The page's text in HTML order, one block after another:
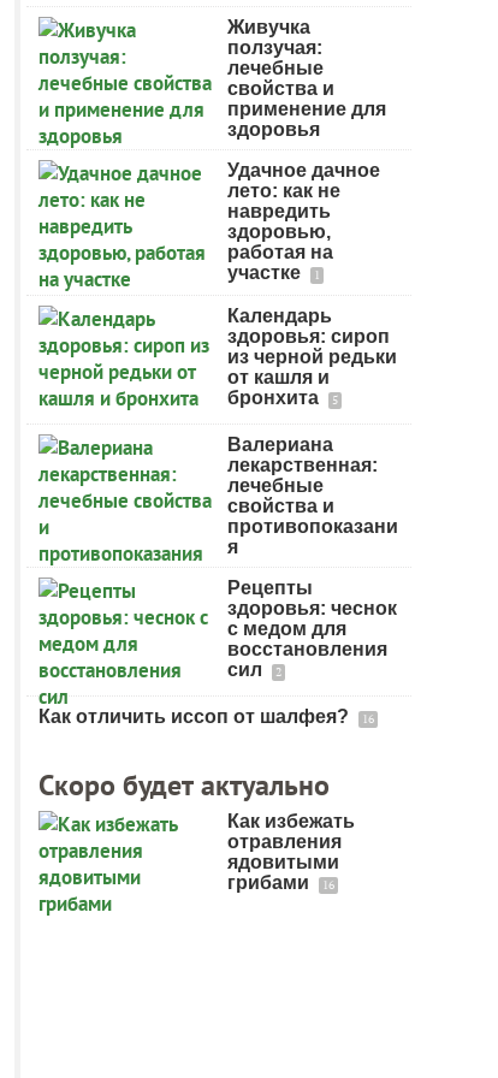
Живучка
ползучая:
лечебные
свойства и
применение для
здоровья
Удачное дачное
лето: как не
навредить
здоровью,
работая на
участке
1
Календарь
здоровья: сироп
из черной редьки
от кашля и
бронхита
5
Валериана
лекарственная:
лечебные
свойства и
противопоказани
я
Рецепты
здоровья: чеснок
с медом для
восстановления
сил
2
Как отличить иссоп от шалфея? 16
Скоро будет актуально
Как избежать
отравления
ядовитыми
грибами
16